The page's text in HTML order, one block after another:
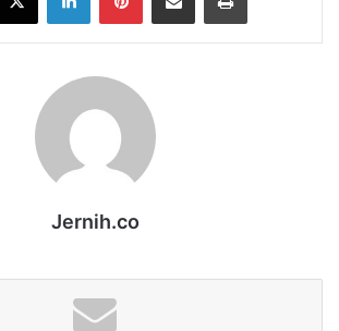
Jernih.co